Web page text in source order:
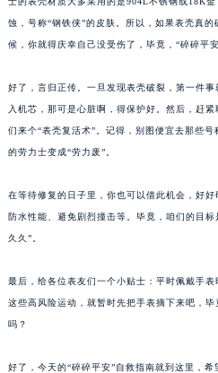
蚀，号称“钢铁侠”的皮肤。所以，如果表壳真
候，你就得庆幸自己没受伤了，毕竟，“碎碎平
好了，言归正传。一旦发现表壳破裂，第一件
入机芯，那可是心脏啊，得保护好。然后，赶
们来个“表壳复活术”。记得，别图便宜去那些
的劳力士变成“劳力废”。
在等待修复的日子里，你也可以借此机会，好
防水性能、避免剧烈撞击等。毕竟，咱们的目
久久”。
最后，给各位表友们一个小贴士：平时佩戴手
这些高风险运动，就暂时先把手表摘下来吧，
吗？
好了，今天的“碎碎平安”自救指南就到这里，